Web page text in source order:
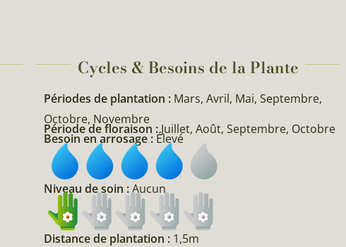
Cycles & Besoins de la Plante​
Périodes de plantation : Mars, Avril, Mai, Septembre,
Octobre, Novembre
Période de floraison :Juillet, Août, Septembre, Octobre
Besoin en arrosage : Élevé
Niveau de soin :Aucun
Distance de plantation : 1,5m